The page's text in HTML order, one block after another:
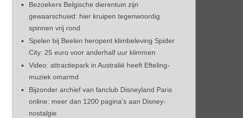
Bezoekers Belgische dierentuin zijn
gewaarschuwd: hier kruipen tegenwoordig
spinnen vrij rond
Spelen bij Beelen heropent klimbeleving Spider
City: 25 euro voor anderhalf uur klimmen
Video: attractiepark in Australië heeft Efteling-
muziek omarmd
Bijzonder archief van fanclub Disneyland Paris
online: meer dan 1200 pagina's aan Disney-
nostalgie